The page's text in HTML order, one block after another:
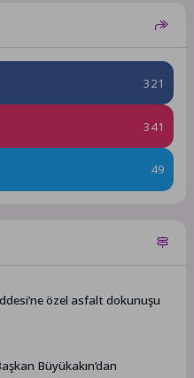
321
341
49
özel asfalt dokunuşu
Büyükakın’dan